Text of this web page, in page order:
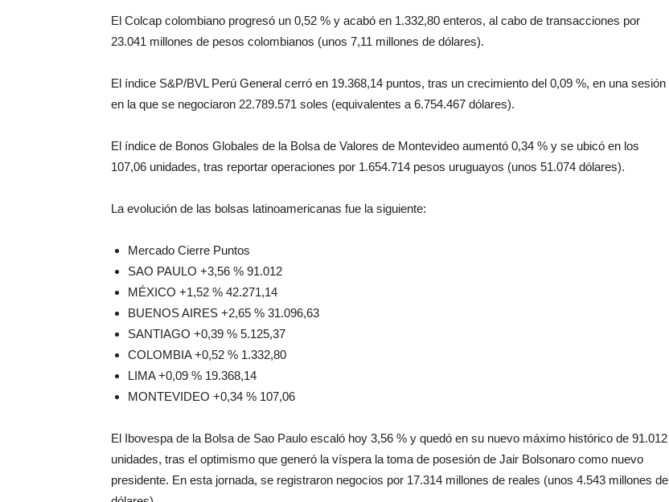
El Colcap colombiano progresó un 0,52 % y acabó en 1.332,80 enteros, al cabo de transacciones por
23.041 millones de pesos colombianos (unos 7,11 millones de dólares).
El índice S&P/BVL Perú General cerró en 19.368,14 puntos, tras un crecimiento del 0,09 %, en una sesión
en la que se negociaron 22.789.571 soles (equivalentes a 6.754.467 dólares).
El índice de Bonos Globales de la Bolsa de Valores de Montevideo aumentó 0,34 % y se ubicó en los
107,06 unidades, tras reportar operaciones por 1.654.714 pesos uruguayos (unos 51.074 dólares).
La evolución de las bolsas latinoamericanas fue la siguiente:
Mercado Cierre Puntos
SAO PAULO +3,56 % 91.012
MÉXICO +1,52 % 42.271,14
BUENOS AIRES +2,65 % 31.096,63
SANTIAGO +0,39 % 5.125,37
COLOMBIA +0,52 % 1.332,80
LIMA +0,09 % 19.368,14
MONTEVIDEO +0,34 % 107,06
El Ibovespa de la Bolsa de Sao Paulo escaló hoy 3,56 % y quedó en su nuevo máximo histórico de 91.012
unidades, tras el optimismo que generó la víspera la toma de posesión de Jair Bolsonaro como nuevo
presidente. En esta jornada, se registraron negocios por 17.314 millones de reales (unos 4.543 millones de